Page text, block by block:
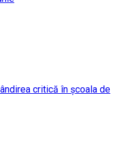
critică în școala de